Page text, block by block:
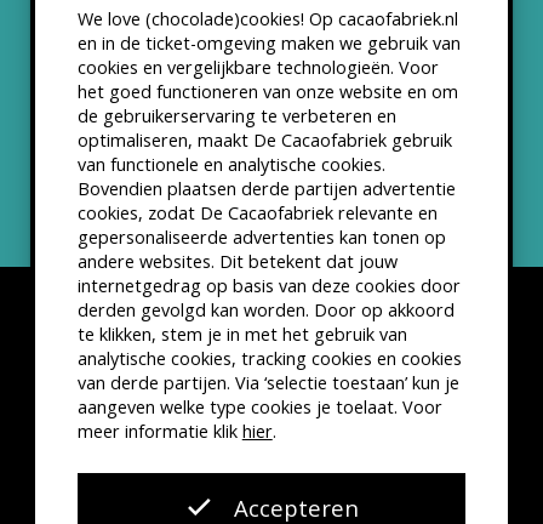
We love (chocolade)cookies! Op cacaofabriek.nl
en in de ticket-omgeving maken we gebruik van
cookies en vergelijkbare technologieën. Voor
het goed functioneren van onze website en om
de gebruikerservaring te verbeteren en
optimaliseren, maakt De Cacaofabriek gebruik
van functionele en analytische cookies.
Bovendien plaatsen derde partijen advertentie
cookies, zodat De Cacaofabriek relevante en
gepersonaliseerde advertenties kan tonen op
andere websites. Dit betekent dat jouw
internetgedrag op basis van deze cookies door
derden gevolgd kan worden. Door op akkoord
te klikken, stem je in met het gebruik van
analytische cookies, tracking cookies en cookies
van derde partijen. Via ‘selectie toestaan’ kun je
aangeven welke type cookies je toelaat. Voor
meer informatie klik hier.
Accepteren
Partners & Samenwerkingen
ANBI status
Nieuwsbrief
Disclaimer Privacyverklaring
Kleine lettertjes
VSCD Bezoekersvoorwaarden
Website doorThe Cre8ion.Lab